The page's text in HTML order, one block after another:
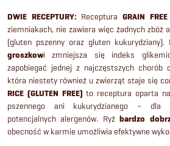
r
o
l
k
i
l
i
n
a
c
j
a
DWIE RECEPTURY: RecepturaGRAIN FREE
ziemniakach, nie zawiera więc żadnych zbóż
(gluten pszenny oraz gluten kukurydziany).
groszkowi zmniejsza się indeks
zapobiegać jednej z najczęstszych chorób
która niestety również u zwierząt staje się
RICE (GLUTEN FREE) to receptura oparta
pszennego ani kukurydzianego – dla
potencjalnych alergenów. Ryżbardzo
obecność w karmie umożliwia efektywne